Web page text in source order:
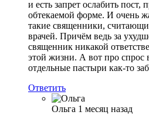
и есть запрет ослабить
обтекаемой форме. И очень
такие священники,
врачей. Причём ведь за
священник никакой
этой жизни. А вот про спрос
отдельные пастыри как-то
Ответить
Ольга 1 месяц назад